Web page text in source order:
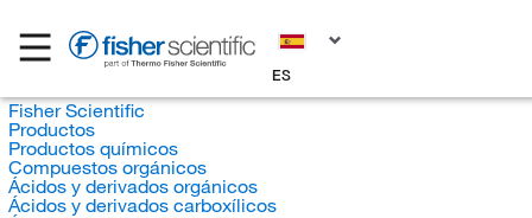
ES
Fisher Scientific
Productos
Productos químicos
Compuestos orgánicos
Ácidos y derivados orgánicos
Ácidos y derivados carboxílicos